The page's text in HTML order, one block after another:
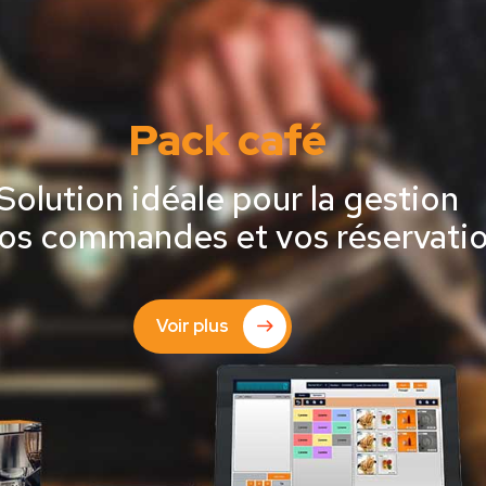
Pack café
idéale pour la gestion
commandes et vos
Voir plus